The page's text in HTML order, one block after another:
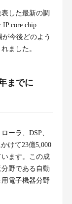
した最新の調
IP core chip
今後どのよう
ました。
までに
ーラ、DSP、
けて23億5,000
ます。この成
野である自動
電子機器分野